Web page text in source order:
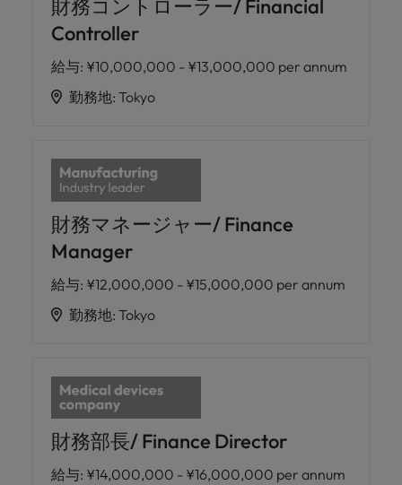
財務コントローラー/ Financial
Controller
給与: ¥10,000,000 - ¥13,000,000 per annum
勤務地: Tokyo
財務マネージャー/ Finance
Manager
給与: ¥12,000,000 - ¥15,000,000 per annum
勤務地: Tokyo
財務部長/ Finance Director
給与: ¥14,000,000 - ¥16,000,000 per annum